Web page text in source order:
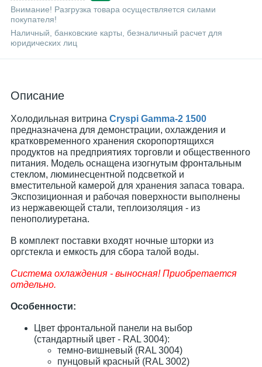
Внимание! Разгрузка товара осуществляется силами
покупателя!
Наличный, банковские карты, безналичный расчет для
юридических лиц
Описание
Холодильная витрина Cryspi Gamma-2 1500
предназначена для демонстрации, охлаждения и
кратковременного хранения скоропортящихся
продуктов на предприятиях торговли и общественного
питания. Модель оснащена изогнутым фронтальным
стеклом, люминесцентной подсветкой и
вместительной камерой для хранения запаса товара.
Экспозиционная и рабочая поверхности выполнены
из нержавеющей стали, теплоизоляция - из
пенополиуретана.
В комплект поставки входят ночные шторки из
оргстекла и емкость для сбора талой воды.
Система охлаждения - выносная! Приобретается
отдельно.
Особенности:
Цвет фронтальной панели на выбор
(стандартный цвет - RAL 3004):
темно-вишневый (RAL 3004)
пунцовый красный (RAL 3002)